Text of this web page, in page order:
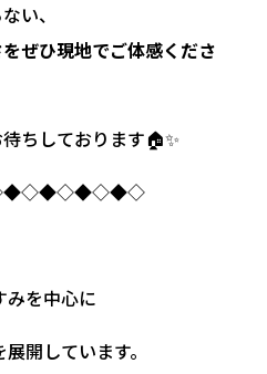
い、
ぜひ現地でご体感くださ
ちしております🏠✨
みを中心に
開しています。